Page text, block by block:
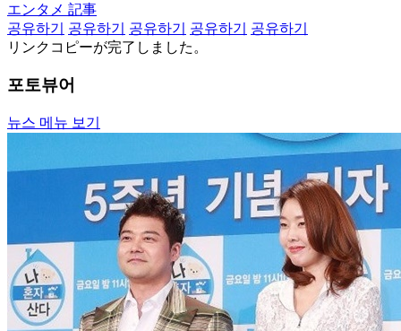
エンタメ 記事
공유하기
공유하기 공유하기 공유하기
공유하기
リンクコピーが完了しました。
포토뷰어
뉴스 메뉴 보기